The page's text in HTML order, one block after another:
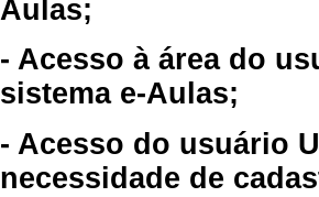
Aulas;
- Acesso à área do
sistema e-Aulas;
- Acesso do usuário
necessidade de